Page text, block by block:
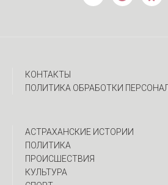
КОНТАКТЫ
ПОЛИТИКА ОБРАБОТКИ
АСТРАХАНСКИЕ ИСТОРИИ
ПОЛИТИКА
ПРОИСШЕСТВИЯ
КУЛЬТУРА